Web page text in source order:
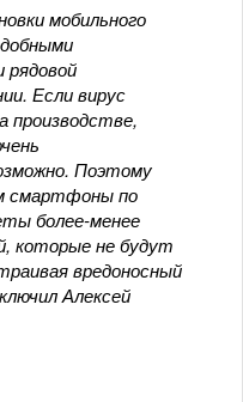
мобильного
рядовой
Если вирус
производстве,
Поэтому
смартфоны по
более-менее
которые не будут
вредоносный
Алексей